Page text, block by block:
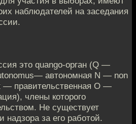
наблюдателей на заседания
это quango-орган (Q —
автономная N — non
правительственная O —
члены которого
Не существует
надзора за его работой.